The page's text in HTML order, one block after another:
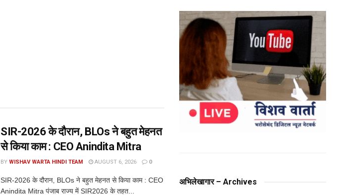
SIR-2026 के दौरान, BLOs ने बहुत मेहनत
से किया काम : CEO Anindita Mitra
BY WISHAV WARTA HINDI TEAM AUGUST 6, 2026 0
SIR-2026 के दौरान, BLOs ने बहुत मेहनत से किया काम : CEO
Anindita Mitra पंजाब राज्य में SIR2026 के तहत...
अभिलेखागार – Archives